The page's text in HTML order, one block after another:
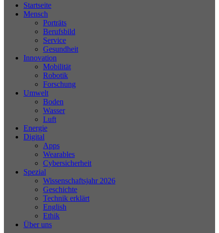
Startseite
Mensch
Porträts
Berufsbild
Service
Gesundheit
Innovation
Mobilität
Robotik
Forschung
Umwelt
Boden
Wasser
Luft
Energie
Digital
Apps
Wearables
Cybersicherheit
Spezial
Wissenschaftsjahr 2026
Geschichte
Technik erklärt
English
Ethik
Über uns